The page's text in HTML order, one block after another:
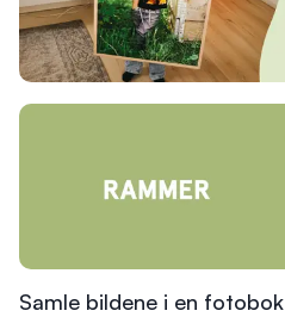
Samle bildene i en fotobok